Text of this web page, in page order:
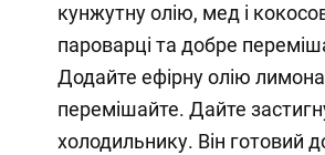
кунжутну олію, мед і
пароварці та добре
Додайте ефірну олію лимона
перемішайте. Дайте
холодильнику. Він готовий